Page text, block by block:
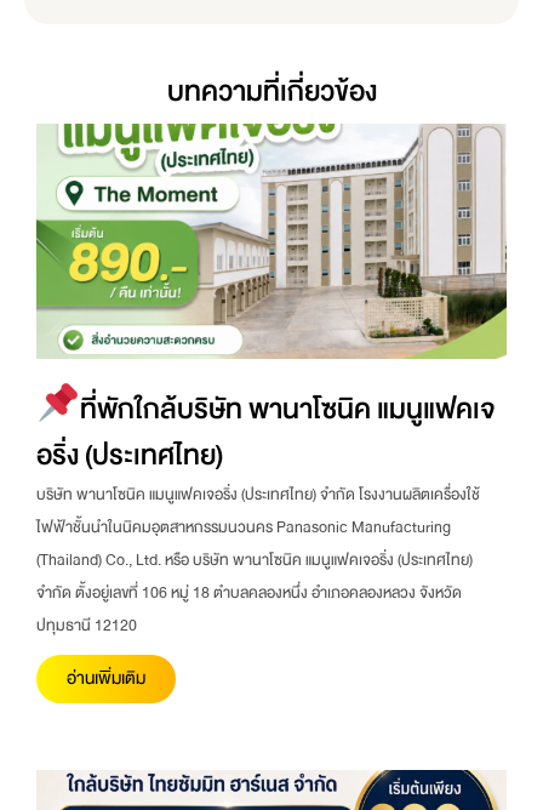
บทความที่เกี่ยวข้อง
ที่พักใกล้บริษัท พานาโซนิค แมนูแฟคเจ
อริ่ง (ประเทศไทย)
บริษัท พานาโซนิค แมนูแฟคเจอริ่ง (ประเทศไทย) จำกัด โรงงานผลิตเครื่องใช้
ไฟฟ้าชั้นนำในนิคมอุตสาหกรรมนวนคร Panasonic Manufacturing
(Thailand) Co., Ltd. หรือ บริษัท พานาโซนิค แมนูแฟคเจอริ่ง (ประเทศไทย)
จำกัด ตั้งอยู่เลขที่ 106 หมู่ 18 ตำบลคลองหนึ่ง อำเภอคลองหลวง จังหวัด
ปทุมธานี 12120
อ่านเพิ่มเติม